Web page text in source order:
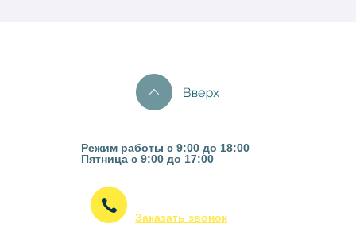
Режим работы с 9:00 до 18:00
Пятница с 9:00 до 17:00
Заказать звонок